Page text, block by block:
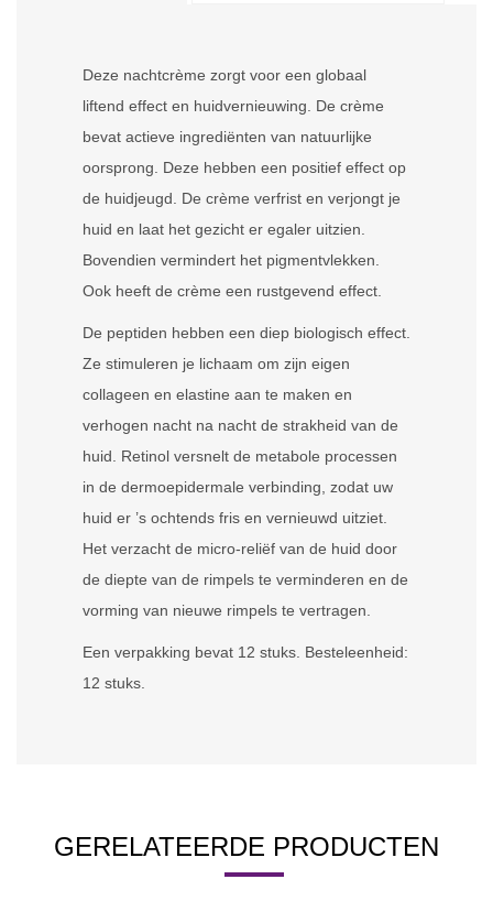
Deze nachtcrème zorgt voor een globaal
liftend effect en huidvernieuwing. De crème
bevat actieve ingrediënten van natuurlijke
oorsprong. Deze hebben een positief effect op
de huidjeugd. De crème verfrist en verjongt je
huid en laat het gezicht er egaler uitzien.
Bovendien vermindert het pigmentvlekken.
Ook heeft de crème een rustgevend effect.
De peptiden hebben een diep biologisch effect.
Ze stimuleren je lichaam om zijn eigen
collageen en elastine aan te maken en
verhogen nacht na nacht de strakheid van de
huid. Retinol versnelt de metabole processen
in de dermoepidermale verbinding, zodat uw
huid er ’s ochtends fris en vernieuwd uitziet.
Het verzacht de micro-reliëf van de huid door
de diepte van de rimpels te verminderen en de
vorming van nieuwe rimpels te vertragen.
Een verpakking bevat 12 stuks. Besteleenheid:
12 stuks.
GERELATEERDE PRODUCTEN